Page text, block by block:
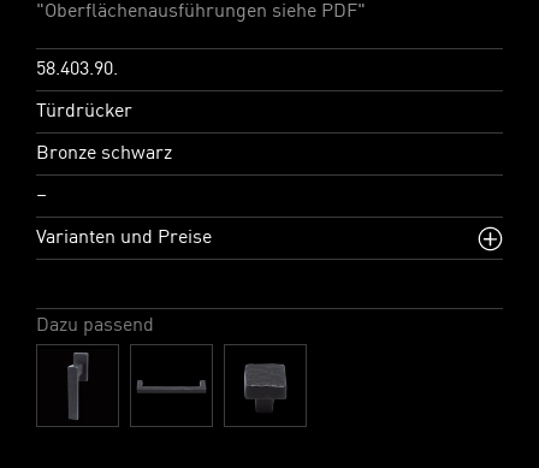
"Oberflächenausführungen siehe PDF"
58.403.90.
Türdrücker
Bronze schwarz
–
Varianten und Preise
Dazu passend